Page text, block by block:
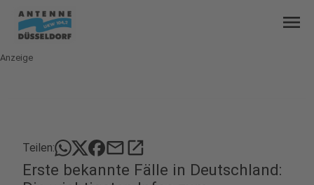
menu
Anzeige
Teilen: mailopen_in_new
Erste bekannte Fälle in Deutschland: